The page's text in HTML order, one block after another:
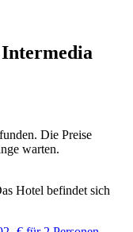
Intermedia
Die Preise
warten.
Hotel befindet sich